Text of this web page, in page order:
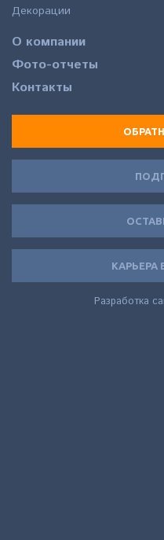
Декорации
О компании
Фото-отчеты
Контакты
КАРЬЕРА
Разработка